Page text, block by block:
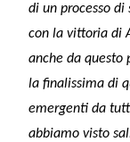
di un processo di
con la vittoria di
anche da questo
la finalissima di
emergenti da
abbiamo visto